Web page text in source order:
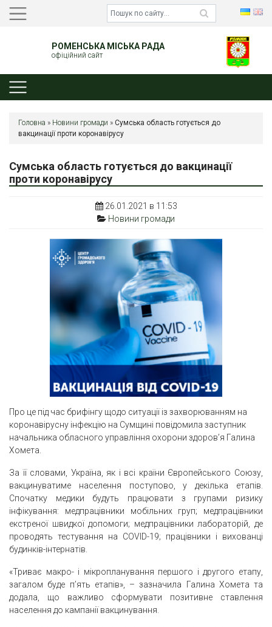
РОМЕНСЬКА МІСЬКА РАДА
офіційний сайт
Головна » Новини громади » Сумська область готується до
вакцинації проти коронавірусу
Сумська область готується до вакцинації
проти коронавірусу
26.01.2021 в 11:53
Новини громади
Про це під час брифінгу щодо ситуації із захворюванням на
коронавірусну інфекцію на Сумщині повідомила заступник
начальника обласного управління охорони здоров’я Галина
Хомета.
За її словами, Україна, як і всі країни Європейського Союзу,
вакцинуватиме населення поступово, у декілька етапів.
Спочатку медики будуть працювати з групами ризику
інфікування: медпрацівники мобільних груп; медпрацівники
екстреної швидкої допомоги; медпрацівники лабораторій, де
проводять тестування на COVID-19; працівники і вихованці
будинків-інтернатів.
«Триває макро- і мікропланування першого і другого етапу,
загалом буде п’ять етапів», – зазначила Галина Хомета та
додала, що важливо сформувати позитивне ставлення
населення до кампанії вакцинування.